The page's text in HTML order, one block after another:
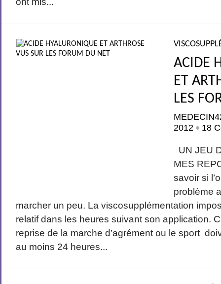
ACIDE
ET
LES
2012 • 18
UN JEU
MES
savoir si
problème
marcher un peu. La viscosupplémentation
relatif dans les heures suivant son application.
reprise de la marche d’agrément ou le sport
au moins 24 heures...